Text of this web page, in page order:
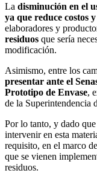
La disminución en el
ya que reduce costos
elaboradores y
residuos que sería
modificación.
Asimismo, entre los
presentar ante el
Prototipo de Envase,
de la Superintendencia
Por lo tanto, y dado
intervenir en esta
requisito, en el marco
que se vienen
residuos.